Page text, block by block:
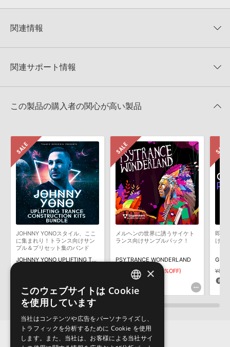
★5
★4
★1
0%
KONTAKTフォーマットは、
でお使いいただけます。無償版のKONTAKT PLAYERではお使いい
4GBを超えるデータに関するご注意：
FAT32でフォーマットされた
きます際には、NTFSやHFS＋でフォーマットされたHDDをご用意
いただく必要がございます。
知らせするメールの2通が送信されます。メールに記載されており
ます説明に沿って、製品のダウンロード／導入を行って下さい。
サンプルパック製品には、原則として日本語版操作マニュアルをご
用意しておりません。ご購入後のご不明点や詳細に関するお問い合
わせなどはテクニカルサポート
までご連絡ください。
デモソングは、製品収録サウンドを使ってできることを紹介するた
めのデモンストレーション用の楽曲です。原則として、デモソング
そのものをお使いいただくことはできません。また、デモソングを
構成する全てのサウンドが、サンプルパックに含まれていることを
保証するものではありません。
しかねます。
関連情報
マーセール！
関連サポート情報
加方法
マークのついた情報は、該当する製品のご購入ユーザー様専用となって
おります。ご覧頂くには、該当する製品をご購入頂く必要がございます。
MANTRA PSYTRANCEのサポート情報
この製品の購入者の関心が高い製品
JOHNNY YONOスタイル、ここ
に集まれり！トランス向けサン
プル＆プリセット集のバンド
JOHNNY YONO UPLIFTING TRANCE KITS BUNDLE 1-3
メルヘンの世界に誘うサイケト
ランス向けサンプルパック！
PSYTRANCE WONDERLAND
¥6,369 ¥4,458(30%OFF)
133pt
即戦
けコ
ENGLISH
×
このウェブサイトは Cookie
を使用しています
当社はコンテンツや広告をパーソナライズし、
トラフィックを分析するために Cookie を使用
します。また、当社は、お客様による当社サイ